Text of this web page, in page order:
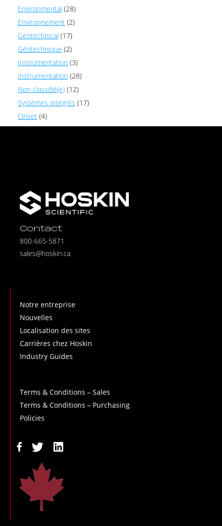
Environmental (28)
Environnement (2)
Geotechnical (17)
Géotechnique (2)
Instrumentation (3)
Instrumentation (28)
Non classifié(e) (12)
Systèmes intégrés (17)
Onset (4)
Contact
800-665-5871
sales@hoskin.ca
Notre entreprise
Nouvelles
Localisation des sites
Carrières chez Hoskin
Industry Guides
Terms & Conditions – Sales
Terms & Conditions – Purchasing
Policies